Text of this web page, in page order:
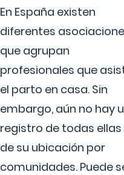
En España existen
diferentes
que agrupan
profesionales que
el parto en casa. Sin
embargo, aún no hay
registro de todas ellas
de su ubicación por
comunidades. Puede